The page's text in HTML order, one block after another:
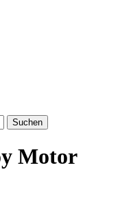
Motor